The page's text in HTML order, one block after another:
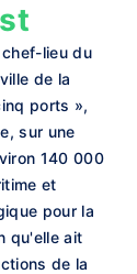
lieu du
de la
ports »,
sur une
140 000
et
pour la
qu'elle ait
de la